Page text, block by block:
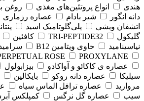
هندی
انواع پروتئین‌های مغذی روغن
دانه انگور
شیر بادام عصاره رزماری
اتشفان ویشی
پلی‌گلوتامیک اسید
گلیکول
TRI-PEPTIDE32 کافئین
نیاسینامید
حاوی ویتامین B12
ROSE
PROXYLANE
عصاره ی کاکائو و آواکادو
بیزابولول
سیلیکا
عصاره دانه روکو بایکالین
مروارید
عصاره ترافل الماس سیاه
سیب
عصاره گل نرگس کمپلکس